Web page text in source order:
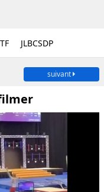
JLBCSDP
suivant